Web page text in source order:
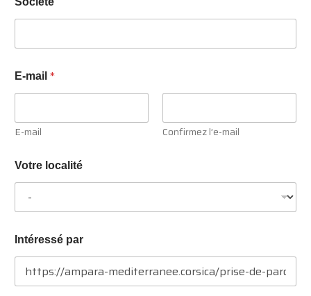
P
r
o
E-mail *
E-mail Confirmez l’e-mail
Votre localité
Intéressé par